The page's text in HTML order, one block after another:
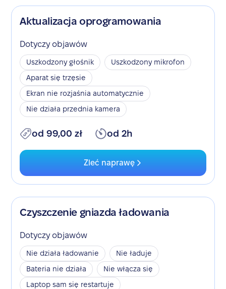
Aktualizacja oprogramowania
Dotyczy objawów
Uszkodzony głośnik
Uszkodzony mikrofon
Aparat się trzęsie
Ekran nie rozjaśnia automatycznie
Nie działa przednia kamera
od 99,00 zł od 2h
Zleć naprawę
Czyszczenie gniazda ładowania
Dotyczy objawów
Nie działa ładowanie
Nie ładuje
Bateria nie działa
Nie włącza się
Laptop sam się restartuje